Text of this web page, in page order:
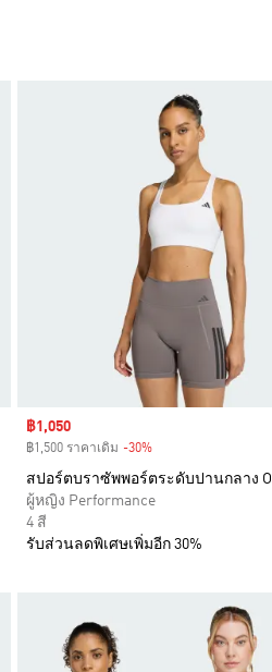
เพิ่มไปยังรายการสินค้าโปรด
Sale price
฿1,050
฿1,500 ราคาเดิม -30%Discount
สปอร์ตบราซัพพอร์ตระดับปานกลาง
ผู้หญิง Performance
4 สี
รับส่วนลดพิเศษเพิ่มอีก 30%
เพิ่มไปยังรายการสินค้าโปรด